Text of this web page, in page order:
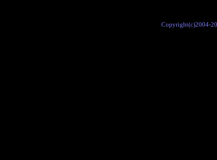
Copyright(c)2004-